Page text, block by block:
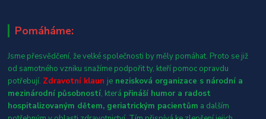
Pomáháme:
Jsme přesvědčení, že velké společnosti by měly pomáhat. Proto se již
od samotného vzniku snažíme podpořit ty, kteří pomoc opravdu
potřebují. Zdravotní klaun je nezisková organizace s národní a
mezinárodní působností, která přináší humor a radost
hospitalizovaným dětem, geriatrickým pacientům a dalším